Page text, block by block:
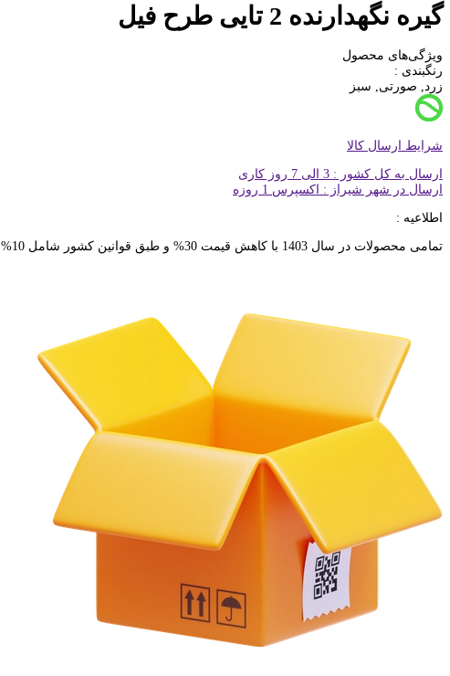
گیره نگهدارنده 2 تایی طرح فیل
ویژگی‌های محصول
رنگبندی :
زرد, صورتی, سبز
شرایط ارسال کالا
ارسال به کل کشور : 3 الی 7 روز کاری
ارسال در شهر شیراز : اکسپرس 1 روزه
اطلاعیه :
تمامی محصولات در سال 1403 با کاهش قیمت 30% و طبق قوانین کشور شامل 10% مالیات بر ارزش افزونه خواهد بود. ثبت سفارشات خرده تنها از عاملیت های فروش امکان پذیر خواهد بود. تماس با کارشناسان : 91691267-021